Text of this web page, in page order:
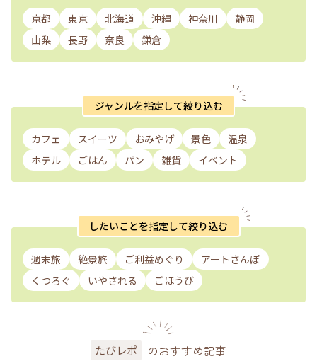
京都 東京 北海道 沖縄 神奈川
静岡
山梨
長野 奈良 鎌倉
ジャンルを指定して絞り込む
カフェ スイーツ おみやげ 景色
温泉
ホテル
ごはん パン 雑貨 イベント
したいことを指定して絞り込む
週末旅 絶景旅 ご利益めぐり
アートさんぽ
くつろぐ
いやされる ごほうび
たびレポ のおすすめ記事